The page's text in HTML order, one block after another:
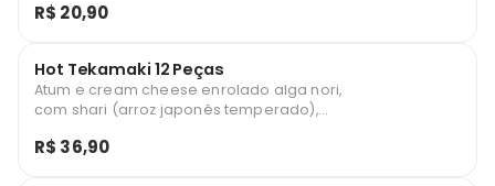
panko e frito
R$ 20,90
Hot Tekamaki 12 Peças
Atum e cream cheese enrolado alga nori,
com shari (arroz japonês temperado),
panko e frito
R$ 36,90